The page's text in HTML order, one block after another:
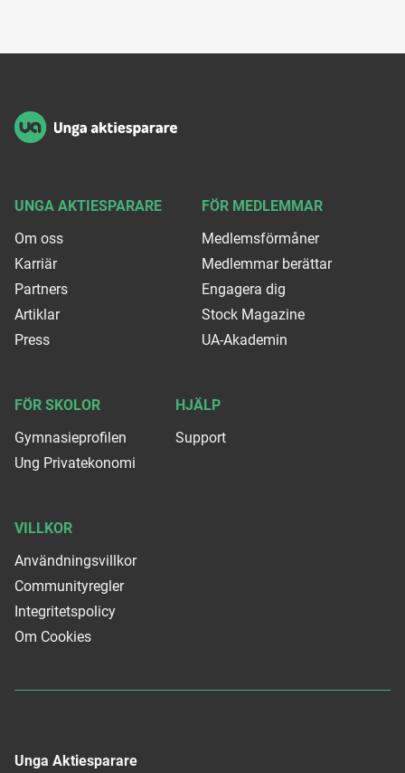
Unga Aktiesparare
UNGA AKTIESPARARE
Om oss
Karriär
Partners
Artiklar
Press
FÖR MEDLEMMAR
Medlemsförmåner
Medlemmar berättar
Engagera dig
Stock Magazine
UA-Akademin
FÖR SKOLOR
Gymnasieprofilen
Ung Privatekonomi
HJÄLP
Support
VILLKOR
Användningsvillkor
Communityregler
Integritetspolicy
Om Cookies